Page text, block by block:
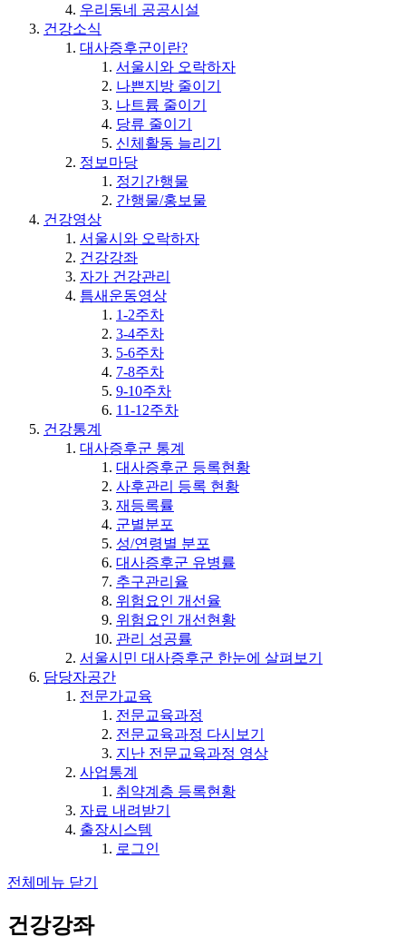
우리동네 공공시설
건강소식
대사증후군이란?
서울시와 오락하자
나쁜지방 줄이기
나트륨 줄이기
당류 줄이기
신체활동 늘리기
정보마당
정기간행물
간행물/홍보물
건강영상
서울시와 오락하자
건강강좌
자가 건강관리
틈새운동영상
1-2주차
3-4주차
5-6주차
7-8주차
9-10주차
11-12주차
건강통계
대사증후군 통계
대사증후군 등록현황
사후관리 등록 현황
재등록률
군별분포
성/연령별 분포
대사증후군 유병률
추구관리율
위험요인 개선율
위험요인 개선현황
관리 성공률
서울시민 대사증후군 한눈에 살펴보기
담당자공간
전문가교육
전문교육과정
전문교육과정 다시보기
지난 전문교육과정 영상
사업통계
취약계층 등록현황
자료 내려받기
출장시스템
로그인
전체메뉴 닫기
건강강좌